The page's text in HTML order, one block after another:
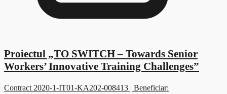
Proiectul „TO SWITCH – Towards Senior
Workers’ Innovative Training Challenges”
Contract 2020-1-IT01-KA202-008413 | Beneficiar: